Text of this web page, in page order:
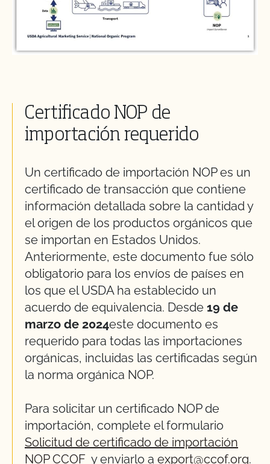
Certificado NOP de
importación requerido
Un certificado de importación NOP es un
certificado de transacción que contiene
información detallada sobre la cantidad y
el origen de los productos orgánicos que
se importan en Estados Unidos.
Anteriormente, este documento fue sólo
obligatorio para los envíos de países en
los que el USDA ha establecido un
acuerdo de equivalencia. Desde 19 de
marzo de 2024este documento es
requerido para todas las importaciones
orgánicas, incluidas las certificadas según
la norma orgánica NOP.
Para solicitar un certificado NOP de
importación, complete el formulario
Solicitud de certificado de importación
NOP CCOF y enviarlo a export@ccof.org.